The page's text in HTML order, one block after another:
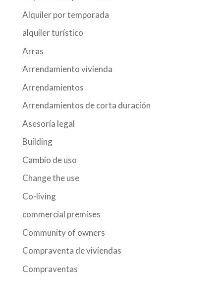
Alquiler por temporada
alquiler turístico
Arras
Arrendamiento vivienda
Arrendamientos
Arrendamientos de corta duración
Asesoría legal
Building
Cambio de uso
Change the use
Co-living
commercial premises
Community of owners
Compraventa de viviendas
Compraventas